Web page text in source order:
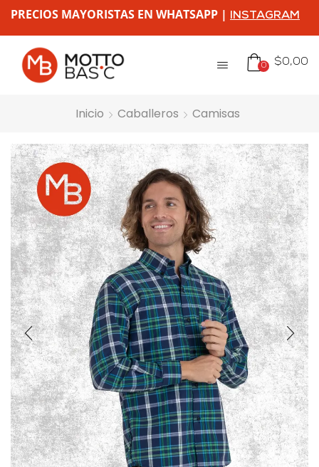
PRECIOS MAYORISTAS EN WHATSAPP | INSTAGRAM
0 $0,00
Inicio Caballeros Camisas